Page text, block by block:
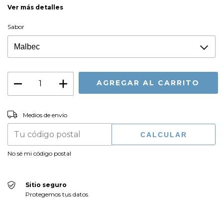
Ver más detalles
Sabor
Entregas para el CP:
Medios de envío
CALCULAR
No sé mi código postal
Sitio seguro
Protegemos tus datos